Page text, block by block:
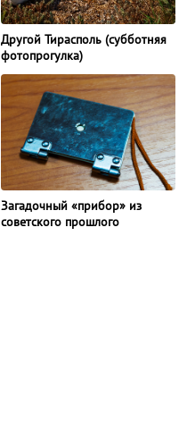
Другой Тирасполь (субботняя
фотопрогулка)
Загадочный «прибор» из
советского прошлого